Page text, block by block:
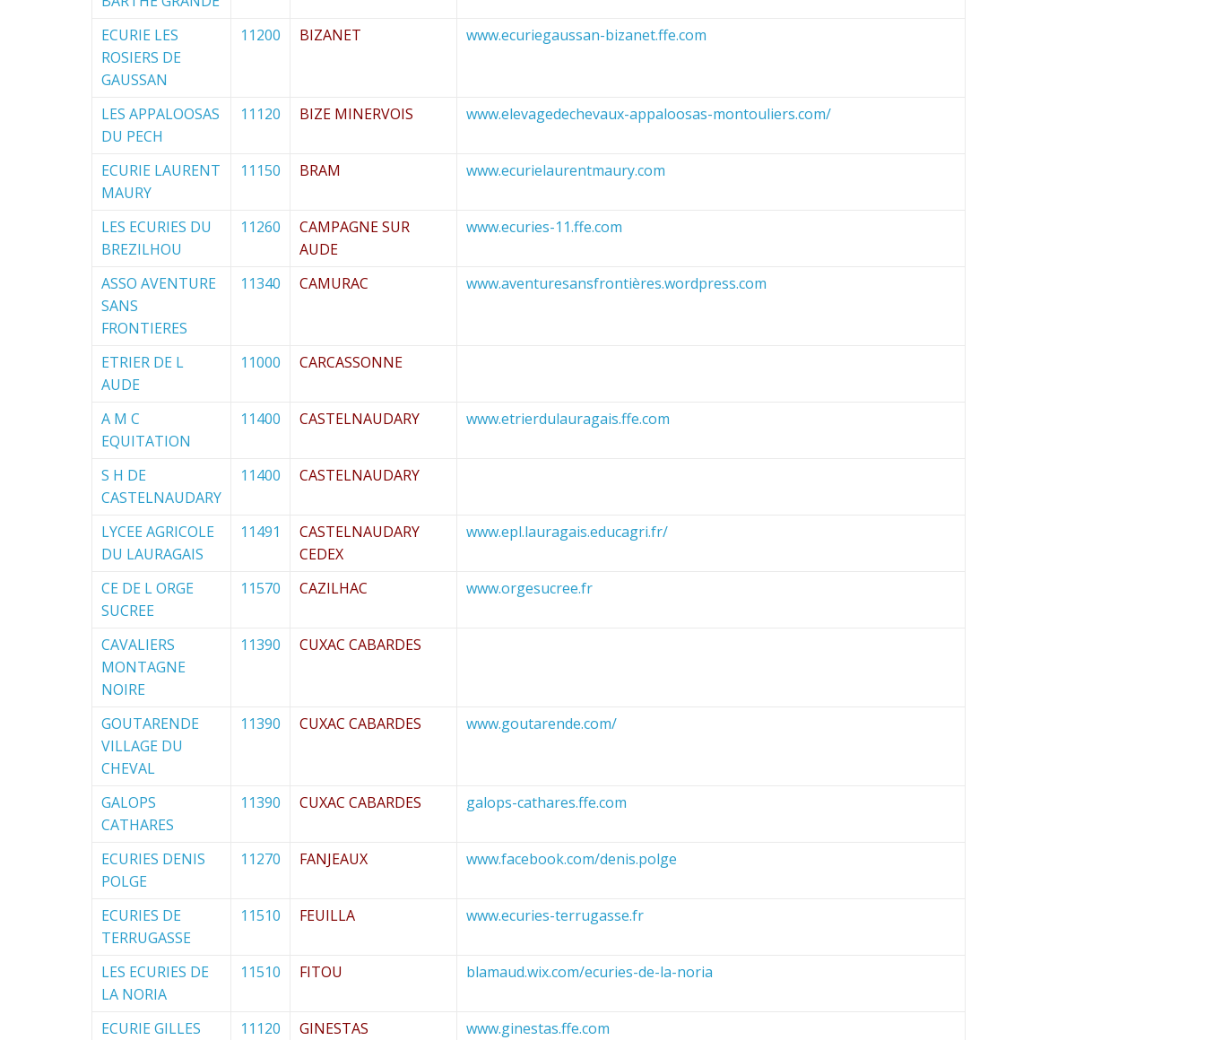
ECURIE LES
ROSIERS DE
GAUSSAN
11200 BIZANET www.ecuriegaussan-bizanet.ffe.com
LES APPALOOSAS
DU PECH
11120 BIZE MINERVOIS www.elevagedechevaux-appaloosas-montouliers.com/
ECURIE LAURENT
MAURY
11150 BRAM www.ecurielaurentmaury.com
LES ECURIES DU
BREZILHOU
11260
CAMPAGNE SUR
AUDE
www.ecuries-11.ffe.com
ASSO AVENTURE
SANS
FRONTIERES
11340 CAMURAC www.aventuresansfrontières.wordpress.com
ETRIER DE L
AUDE
11000 CARCASSONNE
A M C
EQUITATION
11400 CASTELNAUDARY www.etrierdulauragais.ffe.com
S H DE
CASTELNAUDARY
11400 CASTELNAUDARY
LYCEE AGRICOLE
DU LAURAGAIS
11491
CASTELNAUDARY
CEDEX
www.epl.lauragais.educagri.fr/
CE DE L ORGE
SUCREE
11570 CAZILHAC www.orgesucree.fr
CAVALIERS
MONTAGNE
NOIRE
11390 CUXAC CABARDES
GOUTARENDE
VILLAGE DU
CHEVAL
11390 CUXAC CABARDES www.goutarende.com/
GALOPS
CATHARES
11390 CUXAC CABARDES galops-cathares.ffe.com
ECURIES DENIS
POLGE
11270 FANJEAUX www.facebook.com/denis.polge
ECURIES DE
TERRUGASSE
11510 FEUILLA www.ecuries-terrugasse.fr
LES ECURIES DE
LA NORIA
11510 FITOU blamaud.wix.com/ecuries-de-la-noria
ECURIE GILLES
11120 GINESTAS www.ginestas.ffe.com